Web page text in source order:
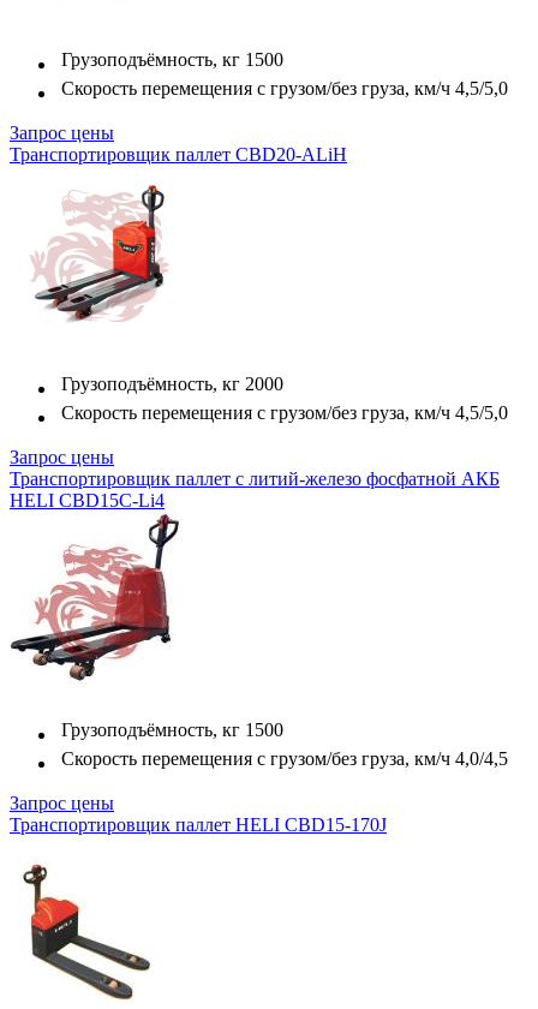
Грузоподъёмность, кг 1500
Скорость перемещения с грузом/без груза, км/ч 4,5/5,0
Запрос цены
Транспортировщик паллет CBD20-ALiH
Грузоподъёмность, кг 2000
Скорость перемещения с грузом/без груза, км/ч 4,5/5,0
Запрос цены
Транспортировщик паллет с литий-железо фосфатной АКБ
HELI CBD15C-Li4
Грузоподъёмность, кг 1500
Скорость перемещения с грузом/без груза, км/ч 4,0/4,5
Запрос цены
Транспортировщик паллет HELI CBD15-170J